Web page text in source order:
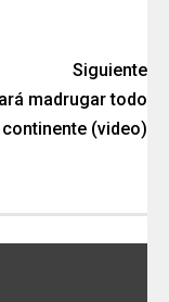
Siguiente
madrugar todo
continente (video)